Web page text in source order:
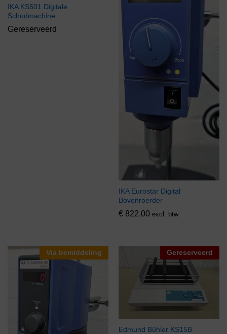
IKA KS501 Digitale
Schudmachine
Gereserveerd
IKA Eurostar Digital
Bovenroerder
€ 822,00 excl. btw
Via bemiddeling Gereserveerd
Edmund Bühler KS15B